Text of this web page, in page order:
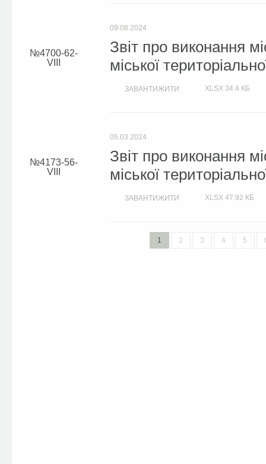
4700-62-
VIІІ
09.08.2024
Звіт про виконання
міської
ЗАВАНТИЖИТИ XLSX 34.4 КБ
4173-56-
VIІІ
05.03.2024
Звіт про виконання
міської
ЗАВАНТИЖИТИ XLSX 47.92 КБ
1 2 3 4 5